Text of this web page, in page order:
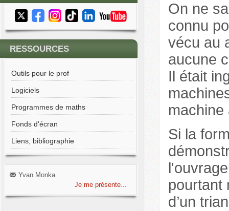
RESSOURCES
Outils pour le prof
Logiciels
Programmes de maths
Fonds d'écran
Liens, bibliographie
Yvan Monka
Je me présente...
On ne
connu
vécu au
aucune
Il était
machine
Si la
pourtant
d’un